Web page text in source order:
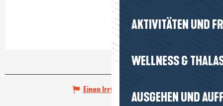
AKTIVITÄTEN UND
WELLNESS &
AUSGEHEN UND
Einen Irrtum angeben